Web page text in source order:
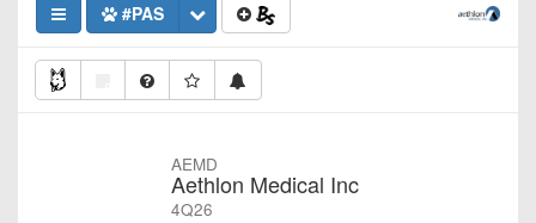
#PAS
AEMD
Aethlon Medical Inc
4Q26